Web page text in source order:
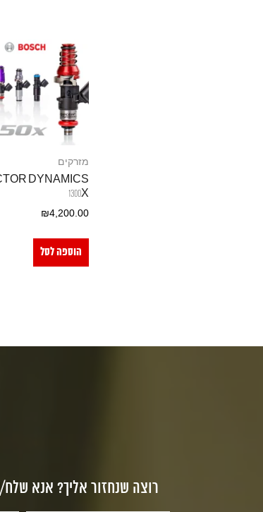
מזרקים
DYNAMICS
1300X
₪4,200.00
הוספה לסל
רוצה שנחזור אליך? אנא